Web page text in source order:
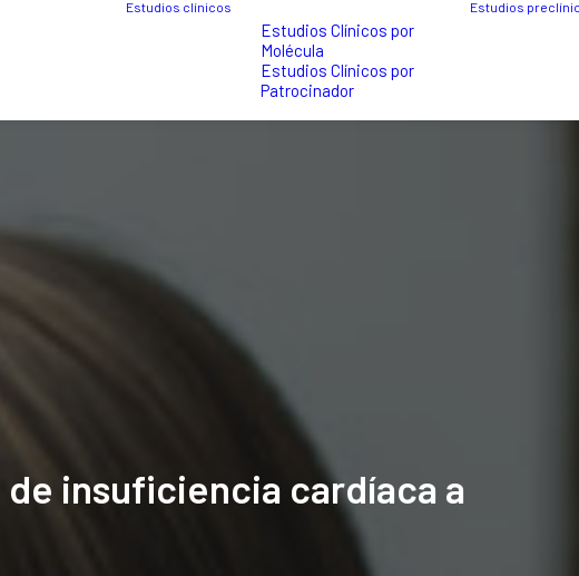
Estudios clínicos
Estudios Clínicos por
Molécula
Estudios Clínicos por
Patrocinador
Estudios
de insuficiencia cardíaca a